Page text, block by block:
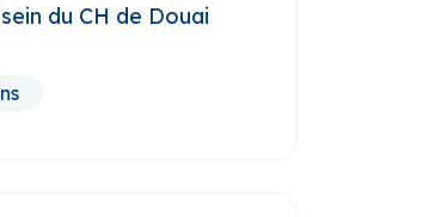
du CH de Douai